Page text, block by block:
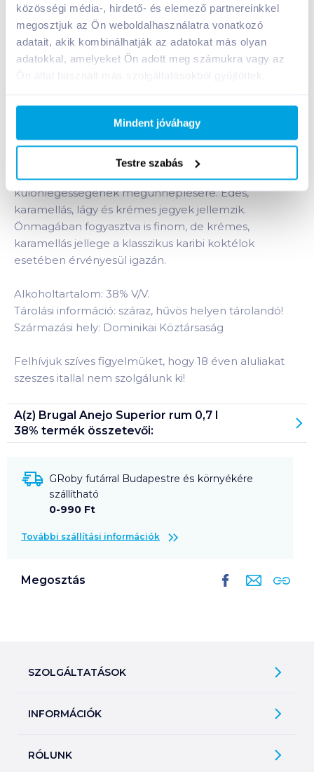
közösségi média-, hirdető- és elemező partnereinkkel
megosztjuk az Ön weboldalhasználatra vonatkozó
adatait, akik kombinálhatják az adatokat más olyan
adatokkal, amelyeket Ön adott meg számukra vagy az
Ön által használt más szolgáltatásokból gyűjtöttek.
Mindent jóváhagy
Testre szabás
Bevásárlólistához adom Értesíts, ha olcsóbb!
Termékleírás a(z)Brugal Anejo Superior rum
termékhez:
A Brugal Anejo Superior fehér tölgyfa hordókban 5
évig érlelt rumok gondos keverésével létrehozott
aranyszínű rum. Igazán nagyszerű választás napjaink
különlegességének megünneplésére. Édes,
karamellás, lágy és krémes jegyek jellemzik.
Önmagában fogyasztva is finom, de krémes,
karamellás jellege a klasszikus karibi koktélok
esetében érvényesül igazán.
Alkoholtartalom: 38% V/V.
Tárolási információ: száraz, hűvös helyen tárolandó!
Származási hely: Dominikai Köztársaság
Felhívjuk szíves figyelmüket, hogy 18 éven aluliakat
szeszes itallal nem szolgálunk ki!
A(z) Brugal Anejo Superior rum 0,7 l
38% termék összetevői:
GRoby futárral Budapestre és környékére
szállítható
0-990 Ft
További szállítási információk
Megosztás
SZOLGÁLTATÁSOK
Árfigyelő
Üvegvisszaváltás
INFORMÁCIÓK
Általános szerződési feltételek
RÓLUNK